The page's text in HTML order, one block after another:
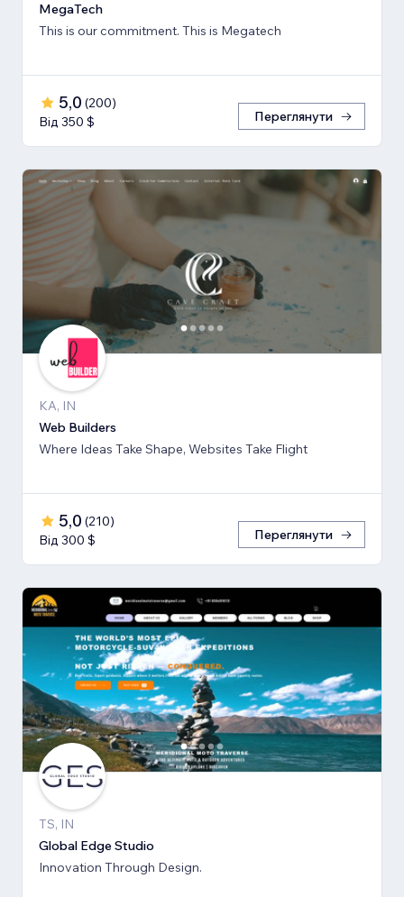
MegaTech
This is our commitment. This is Megatech
5,0 (200)
Від 350 $
Переглянути
KA, IN
Web Builders
Where Ideas Take Shape, Websites Take Flight
5,0 (210)
Від 300 $
Переглянути
TS, IN
Global Edge Studio
Innovation Through Design.